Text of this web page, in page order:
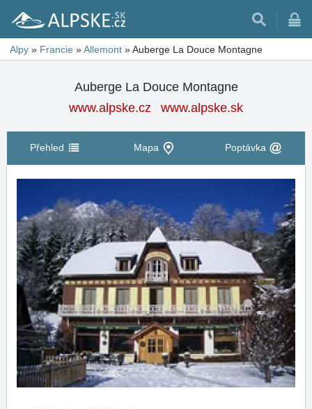
Alpy » Francie »Allemont »Auberge La Douce Montagne
Auberge La Douce Montagne
www.alpske.cz
www.alpske.sk
Přehled Mapa Poptávka